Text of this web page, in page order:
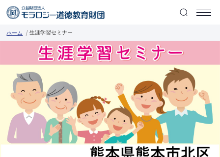
ホーム 生涯学習セミナー